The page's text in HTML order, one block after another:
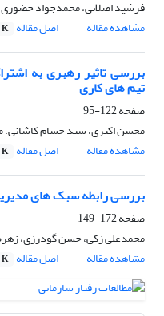
فرشید اصلانی، محمدجواد حضوری
مشاهده مقاله
اصل مقاله K
بررسی تاثیر رهبری به
تیم های کاری
صفحه122-95
محسن اکبری، سید حسام کاشانی،
مشاهده مقاله
اصل مقاله K
بررسی رابطه سبک های
صفحه172-149
محمدعلی زکی، حسن گودرزی،
مشاهده مقاله
اصل مقاله K